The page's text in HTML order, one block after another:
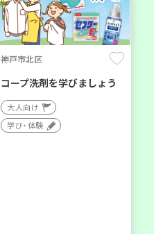
神戸市北区
コープ洗剤を学びましょう
大人向け
学び・体験